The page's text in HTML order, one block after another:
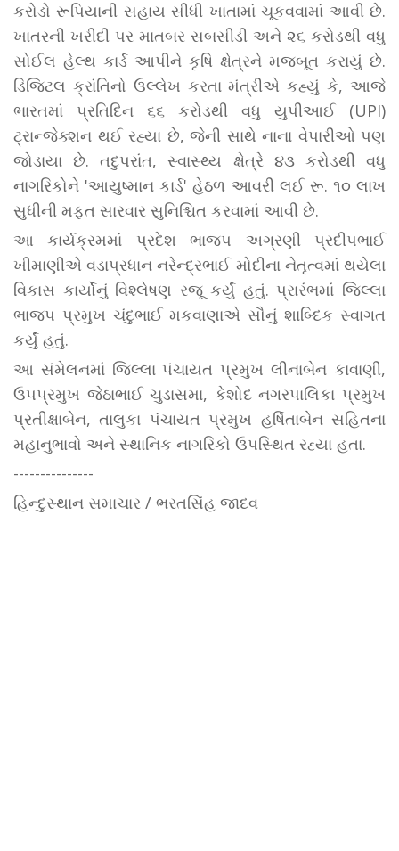
કરોડો રૂપિયાની સહાય સીધી ખાતામાં ચૂકવવામાં આવી છે.
ખાતરની ખરીદી પર માતબર સબસીડી અને ૨૬ કરોડથી વધુ
સોઈલ હેલ્થ કાર્ડ આપીને કૃષિ ક્ષેત્રને મજબૂત કરાયું છે.
ડિજિટલ ક્રાંતિનો ઉલ્લેખ કરતા મંત્રીએ કહ્યું કે, આજે
ભારતમાં પ્રતિદિન ૬૬ કરોડથી વધુ યુપીઆઈ (UPI)
ટ્રાન્જેક્શન થઈ રહ્યા છે, જેની સાથે નાના વેપારીઓ પણ
જોડાયા છે. તદુપરાંત, સ્વાસ્થ્ય ક્ષેત્રે ૪૩ કરોડથી વધુ
નાગરિકોને 'આયુષ્માન કાર્ડ' હેઠળ આવરી લઈ રૂ. ૧૦ લાખ
સુધીની મફત સારવાર સુનિશ્ચિત કરવામાં આવી છે.
આ કાર્યક્રમમાં પ્રદેશ ભાજપ અગ્રણી પ્રદીપભાઈ
ખીમાણીએ વડાપ્રધાન નરેન્દ્રભાઈ મોદીના નેતૃત્વમાં થયેલા
વિકાસ કાર્યોનું વિશ્લેષણ રજૂ કર્યું હતું. પ્રારંભમાં જિલ્લા
ભાજપ પ્રમુખ ચંદુભાઈ મકવાણાએ સૌનું શાબ્દિક સ્વાગત
કર્યું હતું.
આ સંમેલનમાં જિલ્લા પંચાયત પ્રમુખ લીનાબેન કાવાણી,
ઉપપ્રમુખ જેઠાભાઈ ચુડાસમા, કેશોદ નગરપાલિકા પ્રમુખ
પ્રતીક્ષાબેન, તાલુકા પંચાયત પ્રમુખ હર્ષિતાબેન સહિતના
મહાનુભાવો અને સ્થાનિક નાગરિકો ઉપસ્થિત રહ્યા હતા.
---------------
હિન્દુસ્થાન સમાચાર / ભરતસિંહ જાદવ